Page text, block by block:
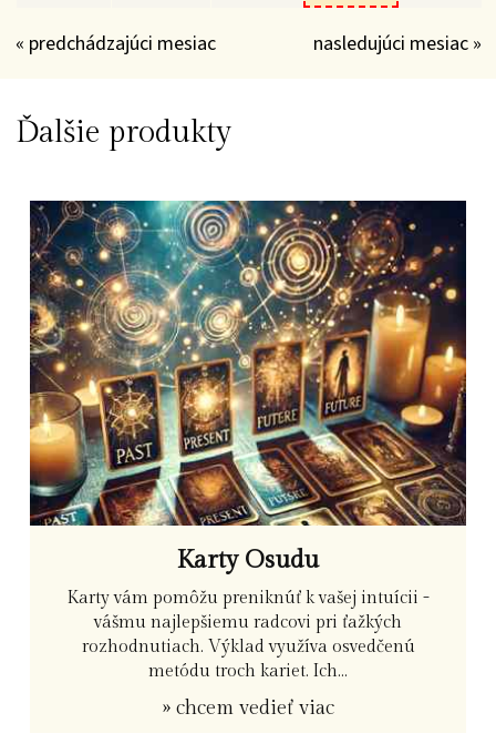
« predchádzajúci mesiac nasledujúci mesiac »
Ďalšie produkty
Karty Osudu
Karty vám pomôžu preniknúť k vašej intuícii -
vášmu najlepšiemu radcovi pri ťažkých
rozhodnutiach. Výklad využíva osvedčenú
metódu troch kariet. Ich...
» chcem vedieť viac